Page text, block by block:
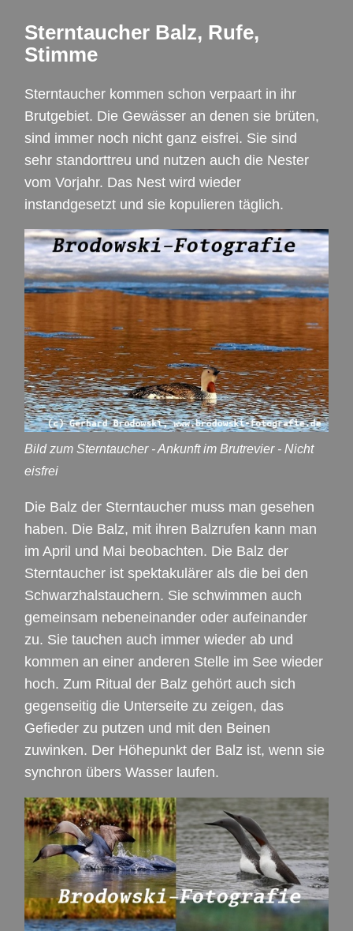
Sterntaucher Balz, Rufe,
Stimme
Sterntaucher kommen schon verpaart in ihr
Brutgebiet. Die Gewässer an denen sie brüten,
sind immer noch nicht ganz eisfrei. Sie sind
sehr standorttreu und nutzen auch die Nester
vom Vorjahr. Das Nest wird wieder
instandgesetzt und sie kopulieren täglich.
Bild zum Sterntaucher - Ankunft im Brutrevier - Nicht
eisfrei
Die Balz der Sterntaucher muss man gesehen
haben. Die Balz, mit ihren Balzrufen kann man
im April und Mai beobachten. Die Balz der
Sterntaucher ist spektakulärer als die bei den
Schwarzhalstauchern. Sie schwimmen auch
gemeinsam nebeneinander oder aufeinander
zu. Sie tauchen auch immer wieder ab und
kommen an einer anderen Stelle im See wieder
hoch. Zum Ritual der Balz gehört auch sich
gegenseitig die Unterseite zu zeigen, das
Gefieder zu putzen und mit den Beinen
zuwinken. Der Höhepunkt der Balz ist, wenn sie
synchron übers Wasser laufen.